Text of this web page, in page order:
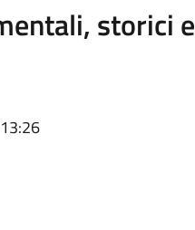
storici e